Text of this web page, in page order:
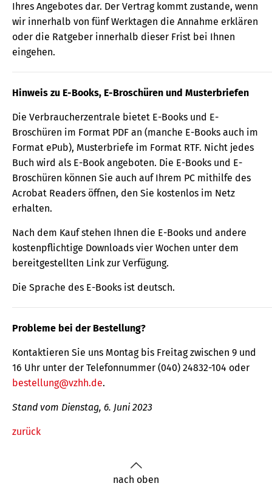
Ihres Angebotes dar. Der Vertrag kommt zustande, wenn
wir innerhalb von fünf Werktagen die Annahme erklären
oder die Ratgeber innerhalb dieser Frist bei Ihnen
eingehen.
Hinweis zu E-Books, E-Broschüren und Musterbriefen
Die Verbraucherzentrale bietet E-Books und E-
Broschüren im Format PDF an (manche E-Books auch im
Format ePub), Musterbriefe im Format RTF. Nicht jedes
Buch wird als E-Book angeboten. Die E-Books und E-
Broschüren können Sie auch auf Ihrem PC mithilfe des
Acrobat Readers öffnen, den Sie kostenlos im Netz
erhalten.
Nach dem Kauf stehen Ihnen die E-Books und andere
kostenpflichtige Downloads vier Wochen unter dem
bereitgestellten Link zur Verfügung.
Die Sprache des E-Books ist deutsch.
Probleme bei der Bestellung?
Kontaktieren Sie uns Montag bis Freitag zwischen 9 und
16 Uhr unter der Telefonnummer (040) 24832-104 oder
bestellung@vzhh.de.
Stand vom Dienstag, 6. Juni 2023
zurück
nach oben